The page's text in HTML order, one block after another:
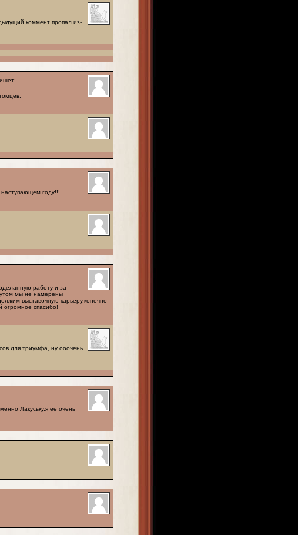
коммент пропал из-
году!!!
работу и за
мы не намерены
выставочную карьеру,конечно-
огромное спасибо!
для триумфа, ну ооочень
Лакуську,я её очень